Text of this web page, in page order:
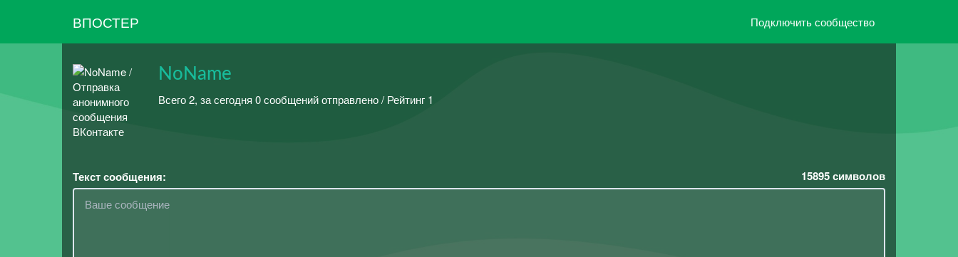
ВПОСТЕР Подключить сообщество
NoName
Всего 2, за сегодня 0 сообщений отправлено / Рейтинг 1
Текст сообщения: 15895символов